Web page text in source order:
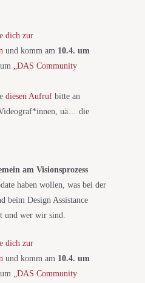
dich zur
und komm am 10.4. um
„DAS Community
diesen Aufruf bitte an
uä… die
am Visionsprozess
haben wollen, was bei der
beim Design Assistance
und wer wir sind.
dich zur
und komm am 10.4. um
„DAS Community